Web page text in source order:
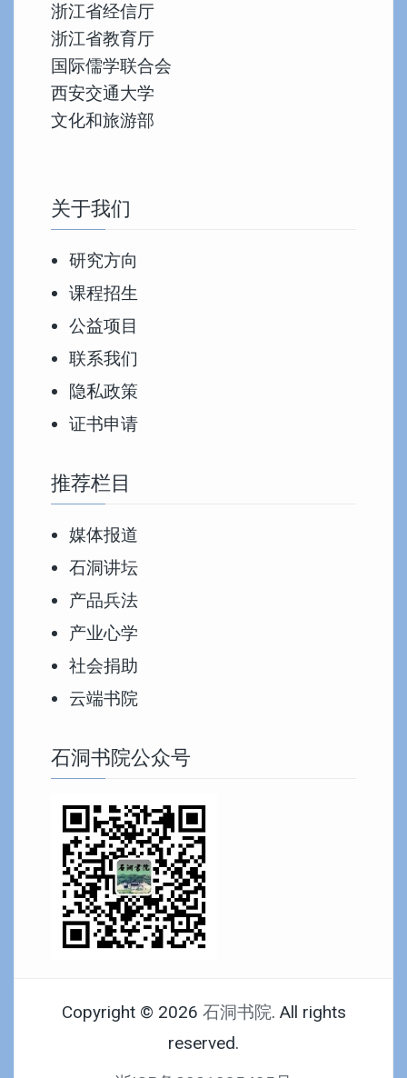
浙江省经信厅
浙江省教育厅
国际儒学联合会
西安交通大学
文化和旅游部
关于我们
研究方向
课程招生
公益项目
联系我们
隐私政策
证书申请
推荐栏目
媒体报道
石洞讲坛
产品兵法
产业心学
社会捐助
云端书院
石洞书院公众号
Copyright © 2026 石洞书院. All rights
reserved.